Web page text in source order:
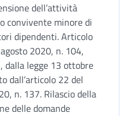
dell’attività
convivente minore di
dipendenti. Articolo
2020, n. 104,
dalla legge 13 ottobre
dall’articolo 22 del
n. 137. Rilascio della
delle domande